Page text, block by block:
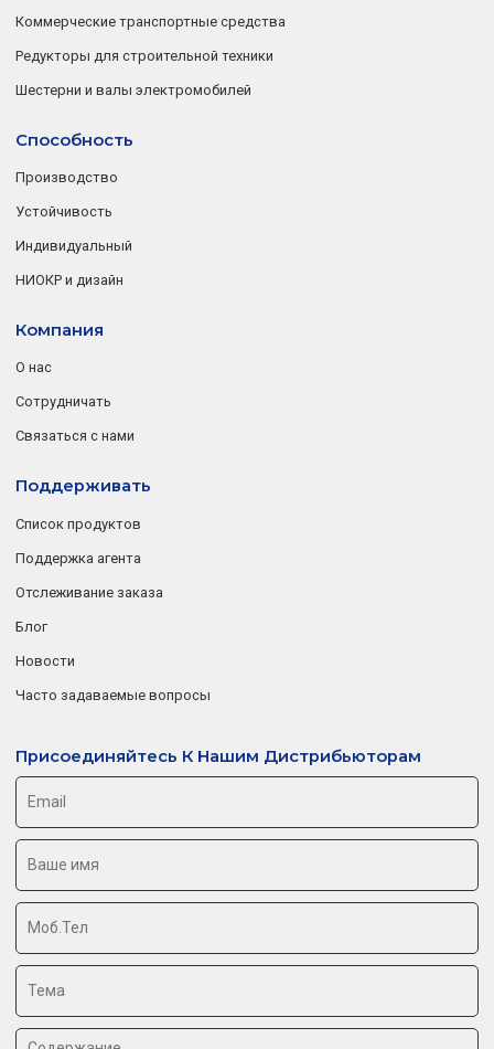
Коммерческие транспортные средства
Редукторы для строительной техники
Шестерни и валы электромобилей
Способность
Производство
Устойчивость
Индивидуальный
НИОКР и дизайн
Компания
О нас
Сотрудничать
Связаться с нами
Поддерживать
Список продуктов
Поддержка агента
Отслеживание заказа
Блог
Новости
Часто задаваемые вопросы
Присоединяйтесь К Нашим Дистрибьюторам